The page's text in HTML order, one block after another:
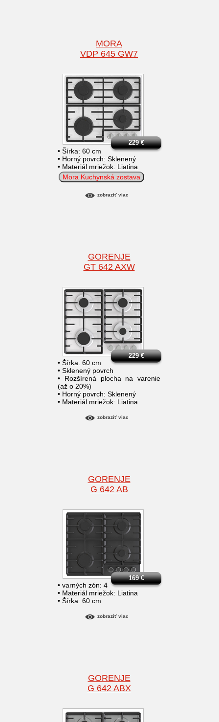
MORA
VDP 645 GW7
• Šírka: 60 cm
• Horný povrch: Sklenený
• Materiál mriežok: Liatina
Mora Kuchynská zostava
229€
zobraziť viac
GORENJE
GT 642 AXW
• Šírka: 60 cm
• Sklenený povrch
• Rozšírená plocha na varenie
(až o 20%)
• Horný povrch: Sklenený
• Materiál mriežok: Liatina
229€
zobraziť viac
GORENJE
G 642 AB
• varných zón: 4
• Materiál mriežok: Liatina
• Šírka: 60 cm
169€
zobraziť viac
GORENJE
G 642 ABX